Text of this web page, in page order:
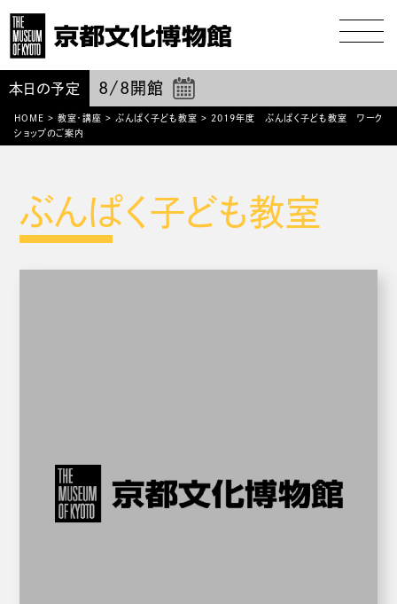
本日の予定 8/8 開館
HOME > 教室・講座 > ぶんぱく子ども教室 > 2019年度 ぶんぱく子ども教室 ワーク
ショップのご案内